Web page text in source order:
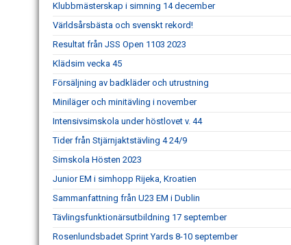
Klubbmästerskap i simning 14 december
Världsårsbästa och svenskt rekord!
Resultat från JSS Open 1103 2023
Klädsim vecka 45
Försäljning av badkläder och utrustning
Miniläger och minitävling i november
Intensivsimskola under höstlovet v. 44
Tider från Stjärnjaktstävling 4 24/9
Simskola Hösten 2023
Junior EM i simhopp Rijeka, Kroatien
Sammanfattning från U23 EM i Dublin
Tävlingsfunktionärsutbildning 17 september
Rosenlundsbadet Sprint Yards 8-10 september